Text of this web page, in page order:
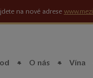
na nové adrese
O nás Vína